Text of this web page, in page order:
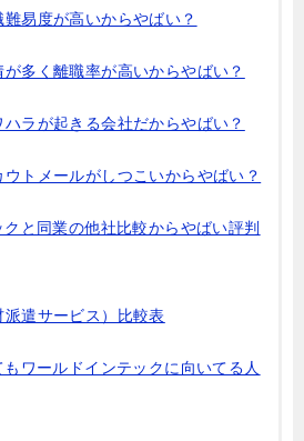
難易度が高いからやばい？
が多く離職率が高いからやばい？
ハラが起きる会社だからやばい？
ウトメールがしつこいからやばい？
と同業の他社比較からやばい評判
派遣サービス）比較表
ワールドインテックに向いてる人